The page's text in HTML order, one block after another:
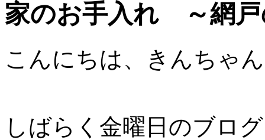
家のお手入れ ～網
こんにちは、きんちゃ
しばらく金曜日のブロ